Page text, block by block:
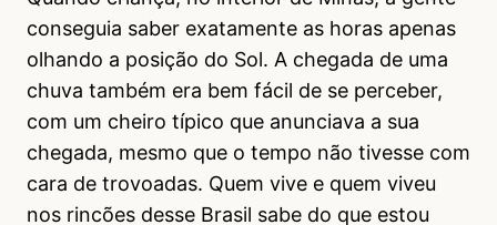
conseguia saber exatamente as horas apenas
olhando a posição do Sol. A chegada de uma
chuva também era bem fácil de se perceber,
com um cheiro típico que anunciava a sua
chegada, mesmo que o tempo não tivesse com
cara de trovoadas. Quem vive e quem viveu
nos rincões desse Brasil sabe do que estou